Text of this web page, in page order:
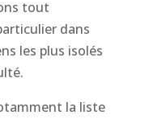
tout
dans
les plus isolés
la liste